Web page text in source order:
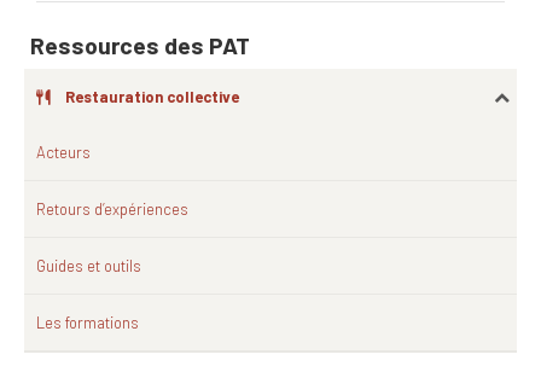
Ressources des PAT
Restauration collective
Acteurs
Retours d’expériences
Guides et outils
Les formations